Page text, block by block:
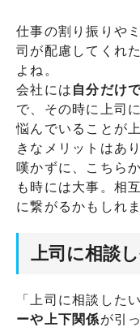
仕事の割り振りや
司が配慮してくれ
よね。
会社には 自分だけ
で、その時に上司
悩んでいることが
きなメリットはあ
嘆かずに、こちら
も時には大事。相
に繋がるかもしれ
上司に相談
「上司に相談した
ーや上下関係が引